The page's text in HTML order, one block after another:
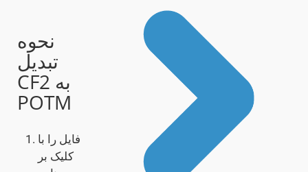
نحوه
تبدیل
CF2 به
POTM
فایل را با
کلیک بر